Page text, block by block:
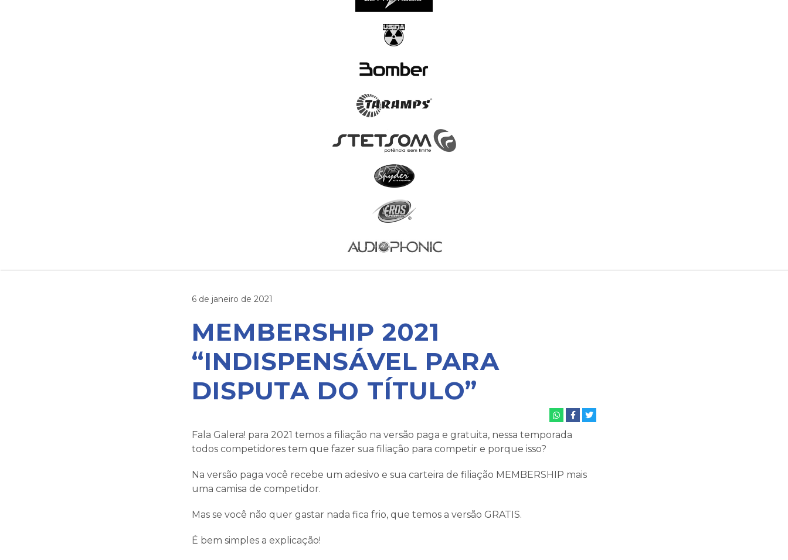
6 de janeiro de 2021
MEMBERSHIP 2021
“INDISPENSÁVEL PARA
DISPUTA DO TÍTULO”
Fala Galera! para 2021 temos a filiação na versão paga e gratuita, nessa temporada
todos competidores tem que fazer sua filiação para competir e porque isso?
Na versão paga você recebe um adesivo e sua carteira de filiação MEMBERSHIP mais
uma camisa de competidor.
Mas se você não quer gastar nada fica frio, que temos a versão GRATIS.
É bem simples a explicação!